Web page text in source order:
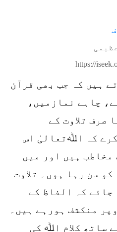
https://
ہیں کہ جب بھی قرآن
چاہے نمازمیں،
صرف تلاوت کے
کہ اﷲتعالیٰ اس
مخاطب ہیں اور میں
کو سن رہا ہوں۔ تلاوت
جائے کہ الفاظ کے
منکشف ہورہے ہیں۔
ساتھ کلام اﷲ کی